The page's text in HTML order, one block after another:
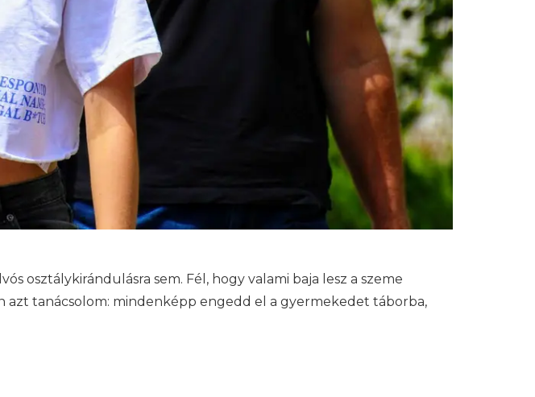
osztálykirándulásra sem. Fél, hogy valami baja lesz a szeme
azt tanácsolom: mindenképp engedd el a gyermekedet táborba,